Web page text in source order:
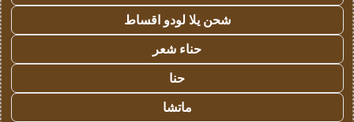
شحن يلا لودو اقساط
حناء شعر
حنا
ماتشا